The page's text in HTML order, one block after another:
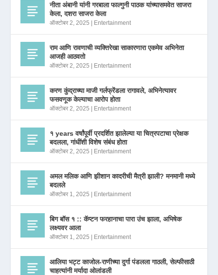
नीता अंबानी यांनी गरबाला फाल्गुनी पाठक यांच्यासमवेत साजरा
केला, दशरा साजरा केला
ऑक्टोबर 2, 2025 | Entertainment
राम आणि रावणाची व्यक्तिरेखा साकारणारा एकमेव अभिनेता
आजही आठवतो
ऑक्टोबर 2, 2025 | Entertainment
करण कुंद्राच्या माजी गर्लफ्रेंडला रागावले, अभिनेत्यावर
फसवणूक केल्याचा आरोप होता
ऑक्टोबर 2, 2025 | Entertainment
१ years वर्षांपूर्वी प्रदर्शित झालेल्या या चित्रपटाचा प्रेक्षक
बदलला, गांधींशी विशेष संबंध होता
ऑक्टोबर 2, 2025 | Entertainment
अमल मलिक आणि झीशान कादरीची मैत्री झाली? मनमानी मध्ये
बदलले
ऑक्टोबर 1, 2025 | Entertainment
बिग बॉस १ :: कॅप्टन फरहानाचा पारा उंच झाला, अभिषेक
लक्ष्यवर आला
ऑक्टोबर 1, 2025 | Entertainment
आलिया भट्ट काजोल-राणीच्या दुर्गा पंडलला गाठली, सेल्फीसाठी
चाहत्यांनी मर्यादा ओलांडली